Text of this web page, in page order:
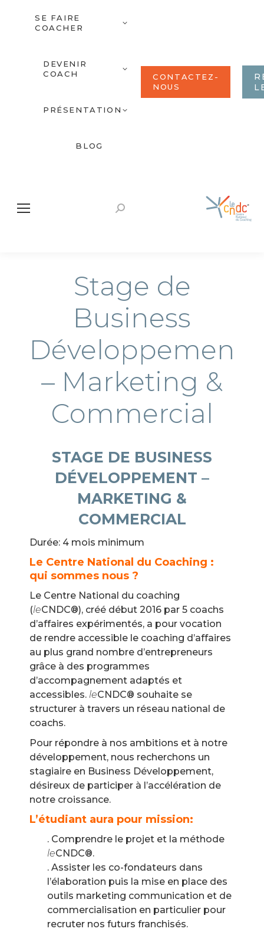
SE FAIRE
COACHER
DEVENIR
COACH
PRÉSENTATION
BLOG
CONTACTEZ-
NOUS
Recherche
Stage de
Business
Développement
– Marketing &
Commercial
STAGE DE BUSINESS
DÉVELOPPEMENT –
MARKETING &
COMMERCIAL
Durée: 4 mois minimum
Le Centre National du Coaching :
qui sommes nous ?
Le Centre National du coaching
(leCNDC®), créé début 2016 par 5 coachs
d’affaires expérimentés, a pour vocation
de rendre accessible le coaching d’affaires
au plus grand nombre d’entrepreneurs
grâce à des programmes
d’accompagnement adaptés et
accessibles. leCNDC® souhaite se
structurer à travers un réseau national de
coachs.
Pour répondre à nos ambitions et à notre
développement, nous recherchons un
stagiaire en Business Développement,
désireux de participer à l’accélération de
notre croissance.
L’étudiant aura pour mission:
. Comprendre le projet et la méthode
leCNDC®.
. Assister les co-fondateurs dans
l’élaboration puis la mise en place des
outils marketing communication et de
commercialisation en particulier pour
recruter nos futurs franchisés.